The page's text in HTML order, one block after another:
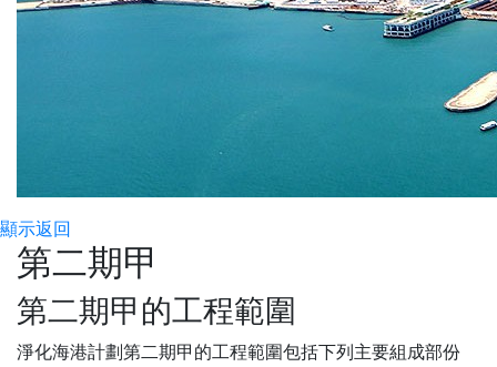
顯示返回
第二期甲
第二期甲的工程範圍
淨化海港計劃第二期甲的工程範圍包括下列主要組成部份